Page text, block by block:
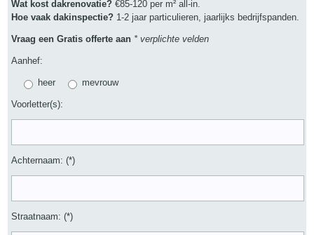
Wat kost dakrenovatie? €85-120 per m² all-in.
Hoe vaak dakinspectie? 1-2 jaar particulieren, jaarlijks bedrijfspanden.
Vraag een Gratis offerte aan * verplichte velden
Aanhef:
heer mevrouw
Voorletter(s):
Achternaam: (*)
Straatnaam: (*)